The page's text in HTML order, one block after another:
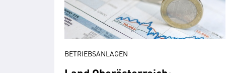
BETRIEBSANLAGEN